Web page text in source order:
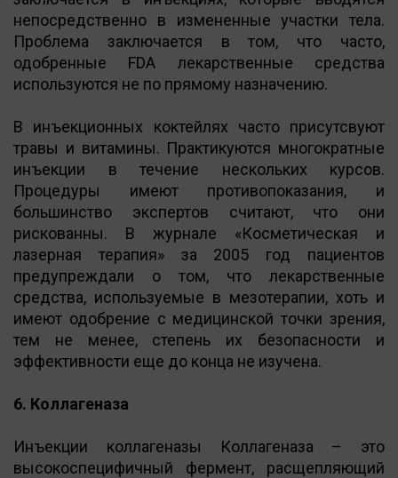
непосредственно в измененные участки тела.
Проблема заключается в том, что часто,
одобренные FDA лекарственные средства
используются не по прямому назначению.
В инъекционных коктейлях часто присутсвуют
травы и витамины. Практикуются многократные
инъекции в течение нескольких курсов.
Процедуры имеют противопоказания, и
большинство экспертов считают, что они
рискованны. В журнале «Косметическая и
лазерная терапия» за 2005 год пациентов
предупреждали о том, что лекарственные
средства, используемые в мезотерапии, хоть и
имеют одобрение с медицинской точки зрения,
тем не менее, степень их безопасности и
эффективности еще до конца не изучена.
6. Коллагеназа
Инъекции коллагеназы Коллагеназа – это
высокоспецифичный фермент, расщепляющий